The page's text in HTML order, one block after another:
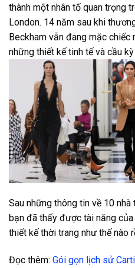
thành một nhân tố quan trọng
London. 14 năm sau khi
Beckham vẫn đang mặc
những thiết kế tinh tế và cầu
Sau những thông tin về 10
bạn đã thấy được tài năng
thiết kế thời trang như thế nào
Đọc thêm: Gói gọn lịch sử